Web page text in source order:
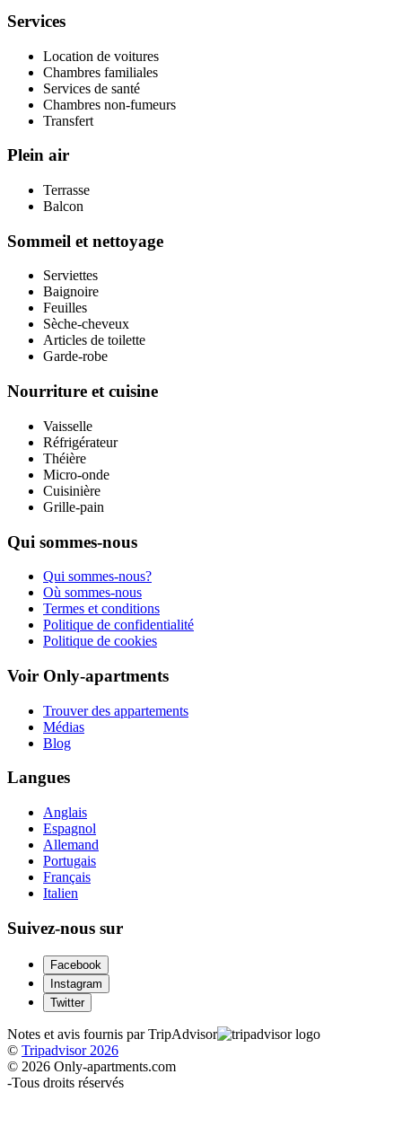
Services
Location de voitures
Chambres familiales
Services de santé
Chambres non-fumeurs
Transfert
Plein air
Terrasse
Balcon
Sommeil et nettoyage
Serviettes
Baignoire
Feuilles
Sèche-cheveux
Articles de toilette
Garde-robe
Nourriture et cuisine
Vaisselle
Réfrigérateur
Théière
Micro-onde
Cuisinière
Grille-pain
Qui sommes-nous
Qui sommes-nous?
Où sommes-nous
Termes et conditions
Politique de confidentialité
Politique de cookies
Voir Only-apartments
Trouver des appartements
Médias
Blog
Langues
Anglais
Espagnol
Allemand
Portugais
Français
Italien
Suivez-nous sur
Facebook
Instagram
Twitter
Notes et avis fournis par TripAdvisor
© Tripadvisor 2026
© 2026 Only-apartments.com
-Tous droits réservés